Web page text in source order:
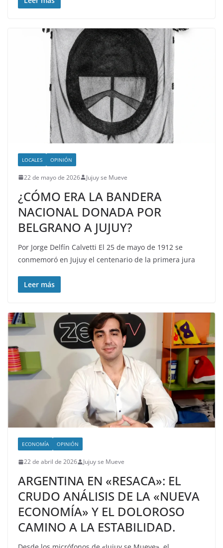
LOCALES OPINIÓN
22 de mayo de 2026 Jujuy se Mueve
¿CÓMO ERA LA BANDERA
NACIONAL DONADA POR
BELGRANO A JUJUY?
Por Jorge Delfín Calvetti El 25 de mayo de 1912 se
conmemoró en Jujuy el centenario de la primera jura
Leer más
ECONOMÍA OPINIÓN
22 de abril de 2026 Jujuy se Mueve
ARGENTINA EN «RESACA»: EL
CRUDO ANÁLISIS DE LA «NUEVA
ECONOMÍA» Y EL DOLOROSO
CAMINO A LA ESTABILIDAD.